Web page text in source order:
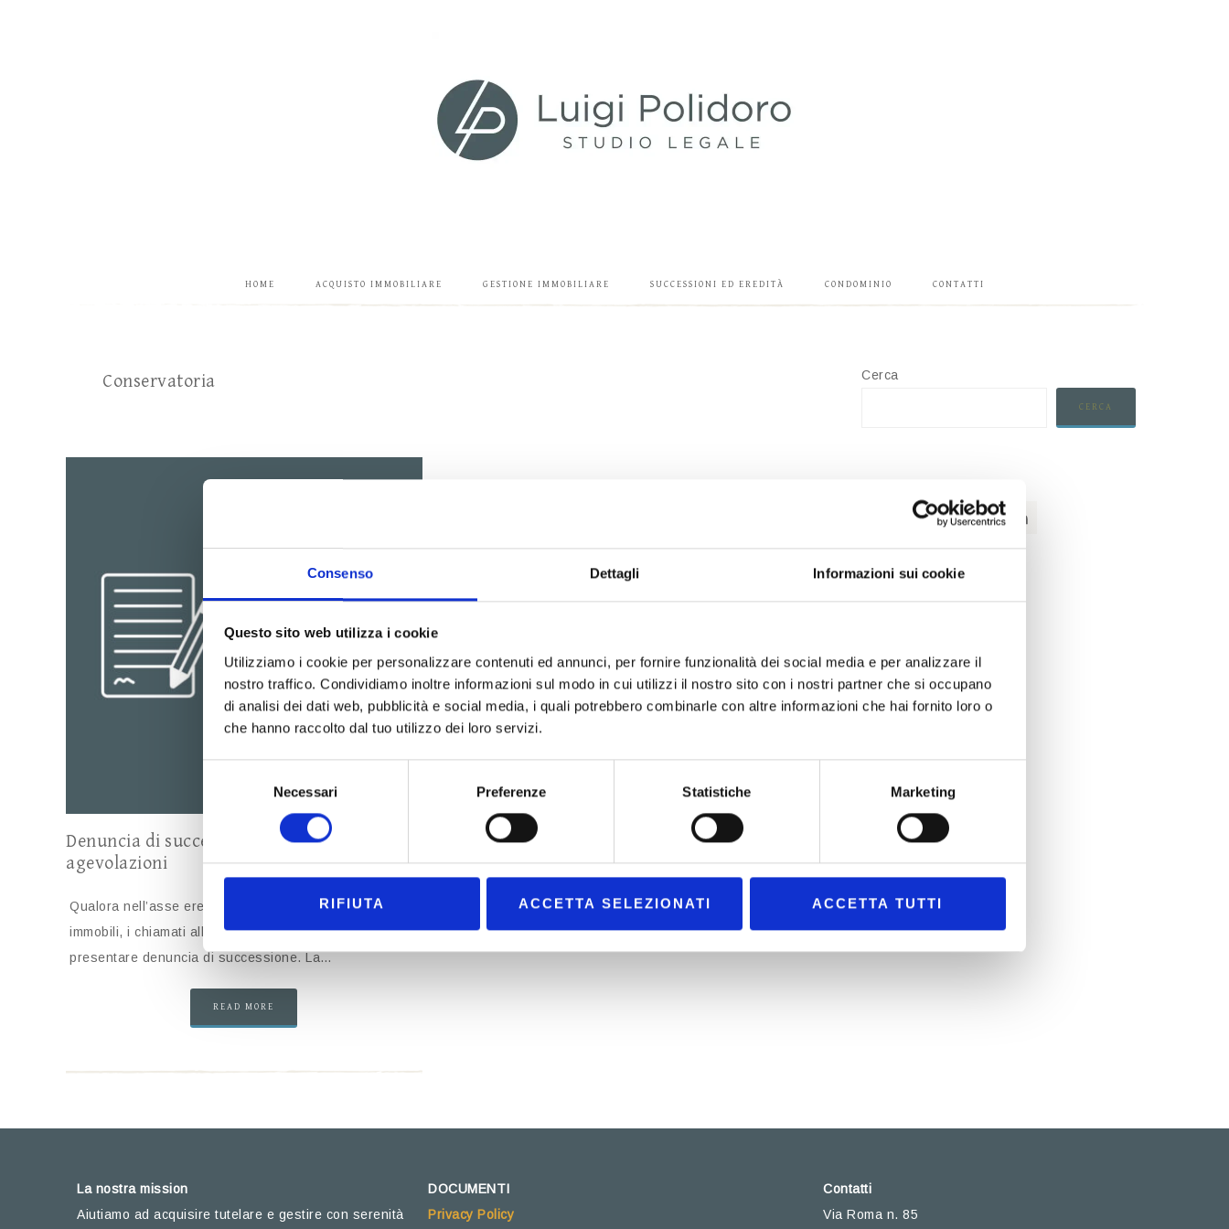
Consenso Dettagli Informazioni sui cookie
Questo sito web utilizza i cookie
Utilizziamo i cookie per personalizzare contenuti ed annunci, per fornire funzionalità dei social media e per analizzare il
nostro traffico. Condividiamo inoltre informazioni sul modo in cui utilizzi il nostro sito con i nostri partner che si occupano
di analisi dei dati web, pubblicità e social media, i quali potrebbero combinarle con altre informazioni che hai fornito loro o
che hanno raccolto dal tuo utilizzo dei loro servizi.
consenso
Necessari Preferenze Statistiche Marketing
RIFIUTA ACCETTA SELEZIONATI ACCETTA TUTTI
HOME ACQUISTO IMMOBILIARE GESTIONE IMMOBILIARE SUCCESSIONI ED EREDITÀ CONDOMINIO CONTATTI
Conservatoria
Denuncia di successione, imposte dovute e
agevolazioni
Qualora nell’asse ereditario siano presenti uno o più
immobili, i chiamati all’eredità saranno obbligati a
presentare denuncia di successione. La…
READ MORE
Cerca
CERCA
La nostra mission
Aiutiamo ad acquisire tutelare e gestire con serenità
DOCUMENTI
Privacy Policy
Contatti
Via Roma n. 85